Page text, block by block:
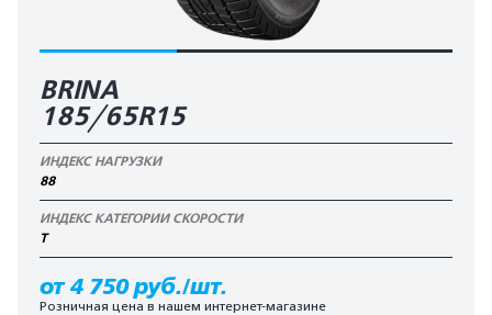
BRINA
185/65R15
ИНДЕКС НАГРУЗКИ
88
ИНДЕКС КАТЕГОРИИ СКОРОСТИ
T
от 4 750 руб./шт.
Розничная цена в нашем интернет-магазине